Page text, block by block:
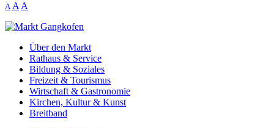
A A A
Über den Markt
Rathaus & Service
Bildung & Soziales
Freizeit & Tourismus
Wirtschaft & Gastronomie
Kirchen, Kultur & Kunst
Breitband